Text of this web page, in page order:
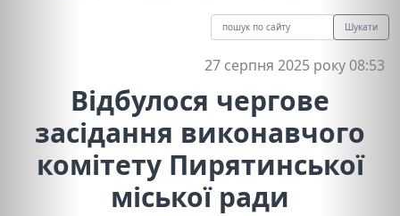
Шукати
27 серпня 2025 року 08:53
Відбулося чергове
засідання виконавчого
комітету Пирятинської
міської ради